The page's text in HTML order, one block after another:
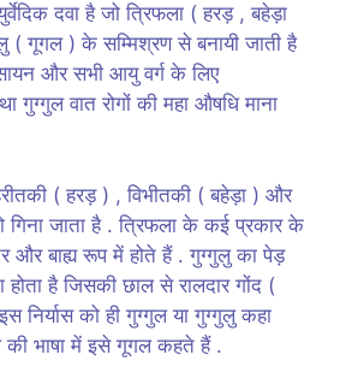
दवा है जो त्रिफला ( हरड़ , बहेड़ा
गूगल ) के सम्मिश्रण से बनायी जाती है
और सभी आयु वर्ग के लिए
गुग्गुल वात रोगों की महा औषधि माना
( हरड़ ) , विभीतकी ( बहेड़ा ) और
जाता है . त्रिफला के कई प्रकार के
और बाह्य रूप में होते हैं . गुग्गुलु का पेड़
है जिसकी छाल से रालदार गोंद (
निर्यास को ही गुग्गुल या गुग्गुलु कहा
की भाषा में इसे गूगल कहते हैं .